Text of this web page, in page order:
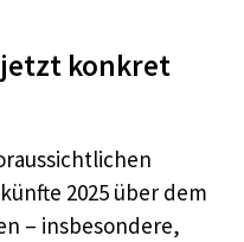
konkret
2025 über dem
– insbesondere,